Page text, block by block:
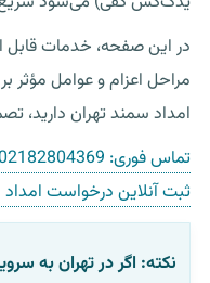
در این صفحه، خدمات قابل
مراحل اعزام و عوامل مؤثر بر
امداد سمند تهران دارید،
تماس فوری:
ثبت آنلاین درخواست
نکته: اگر در تهران به